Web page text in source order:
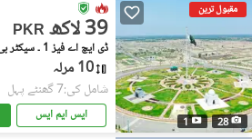
مقبول ترین
28
1
PKR 39 لاکھ
ڈی ایچ اے فیز 1 ۔ سیکٹر بی1, ڈی ایچ اے فیز 1
10 مرلہ
شامل کی:7 گھنٹے پہل
ایس ایم ایس